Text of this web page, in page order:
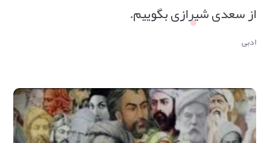
از سعدی شیرازی بگوییم.
ادبی